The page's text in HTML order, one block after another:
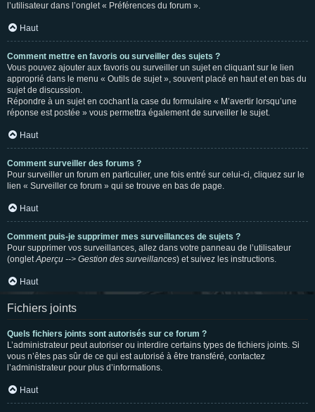
l’utilisateur dans l’onglet « Préférences du forum ».
Haut
Comment mettre en favoris ou surveiller des sujets ?
Vous pouvez ajouter aux favoris ou surveiller un sujet en cliquant sur le lien
approprié dans le menu « Outils de sujet », souvent placé en haut et en bas du
sujet de discussion.
Répondre à un sujet en cochant la case du formulaire « M’avertir lorsqu’une
réponse est postée » vous permettra également de surveiller le sujet.
Haut
Comment surveiller des forums ?
Pour surveiller un forum en particulier, une fois entré sur celui-ci, cliquez sur le
lien « Surveiller ce forum » qui se trouve en bas de page.
Haut
Comment puis-je supprimer mes surveillances de sujets ?
Pour supprimer vos surveillances, allez dans votre panneau de l’utilisateur
(ongletAperçu --> Gestion des surveillances) et suivez les instructions.
Haut
Fichiers joints
Quels fichiers joints sont autorisés sur ce forum ?
L’administrateur peut autoriser ou interdire certains types de fichiers joints. Si
vous n’êtes pas sûr de ce qui est autorisé à être transféré, contactez
l’administrateur pour plus d’informations.
Haut